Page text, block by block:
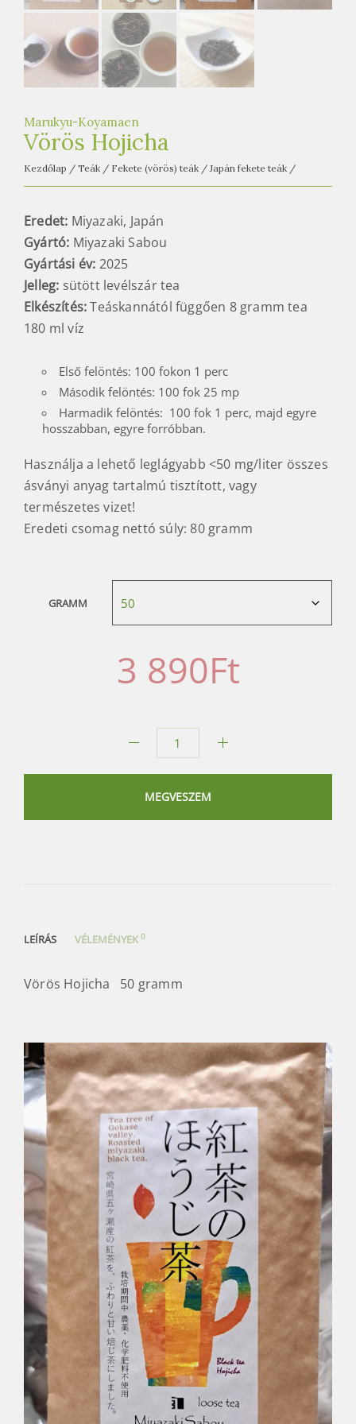
Marukyu-Koyamaen
Vörös Hojicha
Kezdőlap / Teák / Fekete (vörös) teák / Japán fekete teák /
Eredet: Miyazaki, Japán
Gyártó: Miyazaki Sabou
Gyártási év: 2025
Jelleg: sütött levélszár tea
Elkészítés:Teáskannától függően 8 gramm tea
180 ml víz
Első felöntés: 100 fokon 1 perc
Második felöntés: 100 fok 25 mp
Harmadik felöntés: 100 fok 1 perc, majd egyre
hosszabban, egyre forróbban.
Használja a lehető leglágyabb <50 mg/liter összes
ásványi anyag tartalmú tisztított, vagy
természetes vizet!
Eredeti csomag nettó súly: 80 gramm
GRAMM
3 890Ft
MEGVESZEM
LEÍRÁS VÉLEMÉNYEK0
Vörös Hojicha 50 gramm